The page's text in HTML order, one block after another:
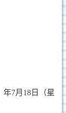
年7月 18 日（星